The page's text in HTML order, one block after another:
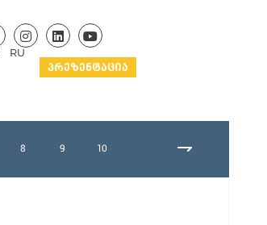
RU
ᲞᲠᲔᲖᲔᲜᲢᲐᲪᲘᲐ
8 9 10